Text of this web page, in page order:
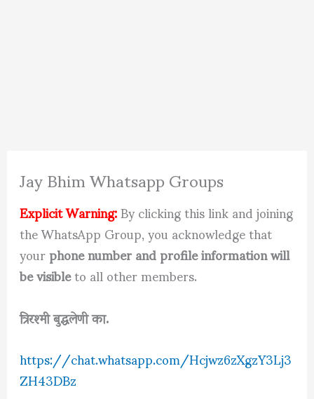
Jay Bhim Whatsapp Groups
Explicit Warning:By clicking this link and joining
the WhatsApp Group, you acknowledge that
yourphone number and profile information will
be visibleto all other members.
त्रिरश्मी बुद्धलेणी का.
https://chat.whatsapp.com/Hcjwz6zXgzY3Lj3
ZH43DBz